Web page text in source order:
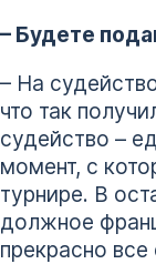
– Будете
– На
что так
судейство –
момент, с
турнире. В
должное
прекрасно все